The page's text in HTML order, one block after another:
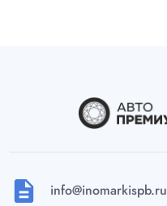
description info@inomarkispb.ru